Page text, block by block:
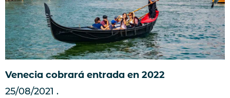
Venecia cobrará entrada en 2022
25/08/2021